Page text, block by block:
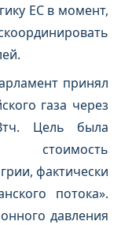
ЕС в момент,
принял
газа через
Цель была
стоимость
фактически
потока».
давления